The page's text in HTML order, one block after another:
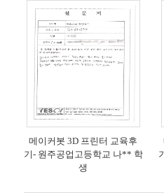
메이커봇 3D 프린터 교육후
기- 원주공업고등학교 나** 학
생